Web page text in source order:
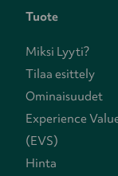
Tuote
Miksi Lyyti?
Tilaa esittely
Ominaisuudet
Experience
(EVS)
Hinta